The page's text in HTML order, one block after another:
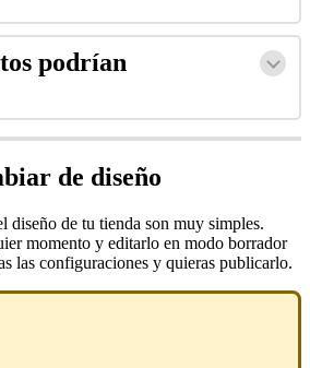
podrían
de diseño
diseño de tu tienda son muy simples.
momento y editarlo en modo borrador
las configuraciones y quieras publicarlo.